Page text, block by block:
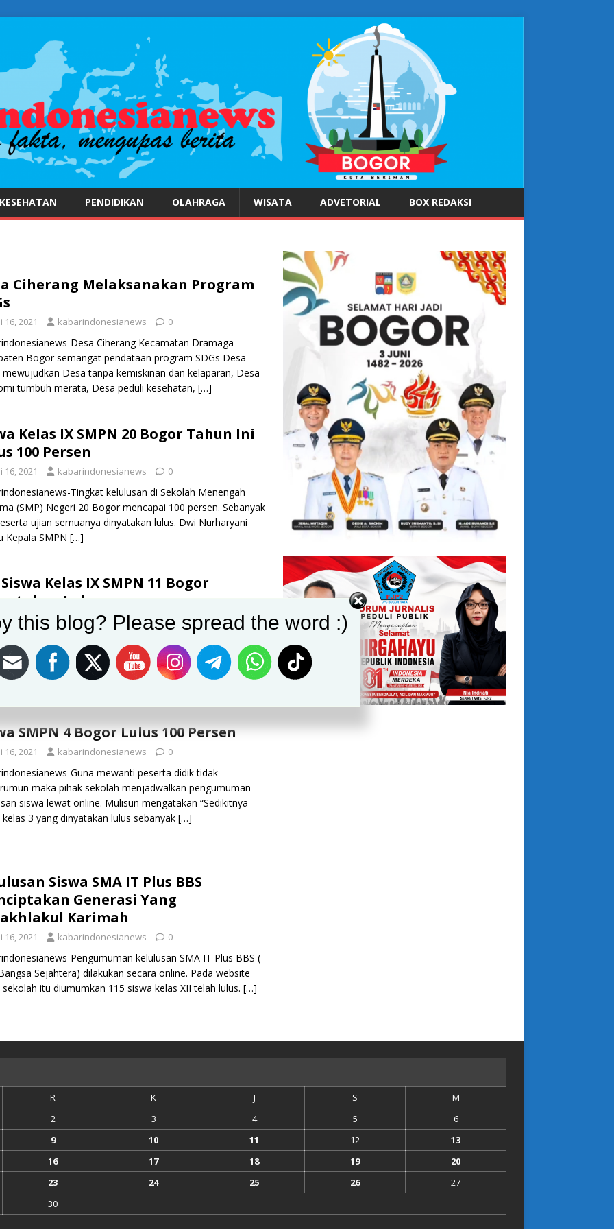
KESEHATAN PENDIDIKAN OLAHRAGA WISATA ADVETORIAL BOX REDAKSI
Ciherang Melaksanakan Program
16, 2021 kabarindonesianews 0
Desa Ciherang Kecamatan Dramaga
Bogor semangat pendataan program SDGs Desa
Desa tanpa kemiskinan dan kelaparan, Desa
tumbuh merata, Desa peduli kesehatan, […]
Kelas IX SMPN 20 Bogor Tahun Ini
100 Persen
16, 2021 kabarindonesianews 0
Tingkat kelulusan di Sekolah Menengah
(SMP) Negeri 20 Bogor mencapai 100 persen. Sebanyak
ujian semuanya dinyatakan lulus. Dwi Nurharyani
Kepala SMPN […]
Siswa Kelas IX SMPN 11 Bogor
Lulus
16, 2021 kabarindonesianews 0
alias 100 persen dinyatakan lulus tahun 2021 ini. Kepala
11 Bogor, Sapta Saesti mengatakan berdasarkan hasil
SMPN 4 Bogor Lulus 100 Persen
16, 2021 kabarindonesianews 0
Guna mewanti peserta didik tidak
maka pihak sekolah menjadwalkan pengumuman
siswa lewat online. Mulisun mengatakan “Sedikitnya
3 yang dinyatakan lulus sebanyak […]
Siswa SMA IT Plus BBS
Generasi Yang
Karimah
16, 2021 kabarindonesianews 0
Pengumuman kelulusan SMA IT Plus BBS (
Sejahtera) dilakukan secara online. Pada website
itu diumumkan 115 siswa kelas XII telah lulus. […]
R K J S
M
2 3 4 5
6
9 10 11 12
13
16 17 18 19
20
23 24 25 26
27
30
this blog? Please spread the word :)